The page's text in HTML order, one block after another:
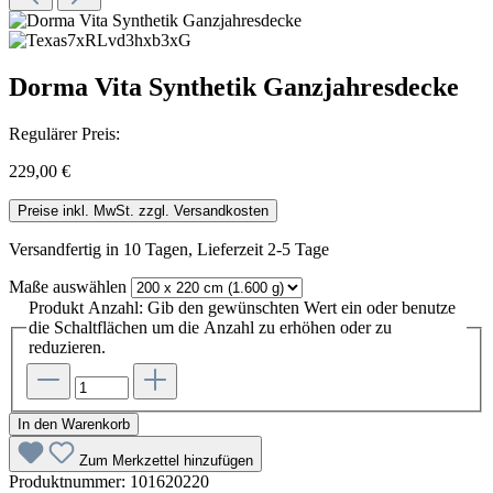
Dorma Vita Synthetik Ganzjahresdecke
Regulärer Preis:
229,00 €
Preise inkl. MwSt. zzgl. Versandkosten
Versandfertig in 10 Tagen, Lieferzeit 2-5 Tage
Maße auswählen
Produkt Anzahl: Gib den gewünschten Wert ein oder benutze
die Schaltflächen um die Anzahl zu erhöhen oder zu
reduzieren.
In den Warenkorb
Zum Merkzettel hinzufügen
Produktnummer: 101620220